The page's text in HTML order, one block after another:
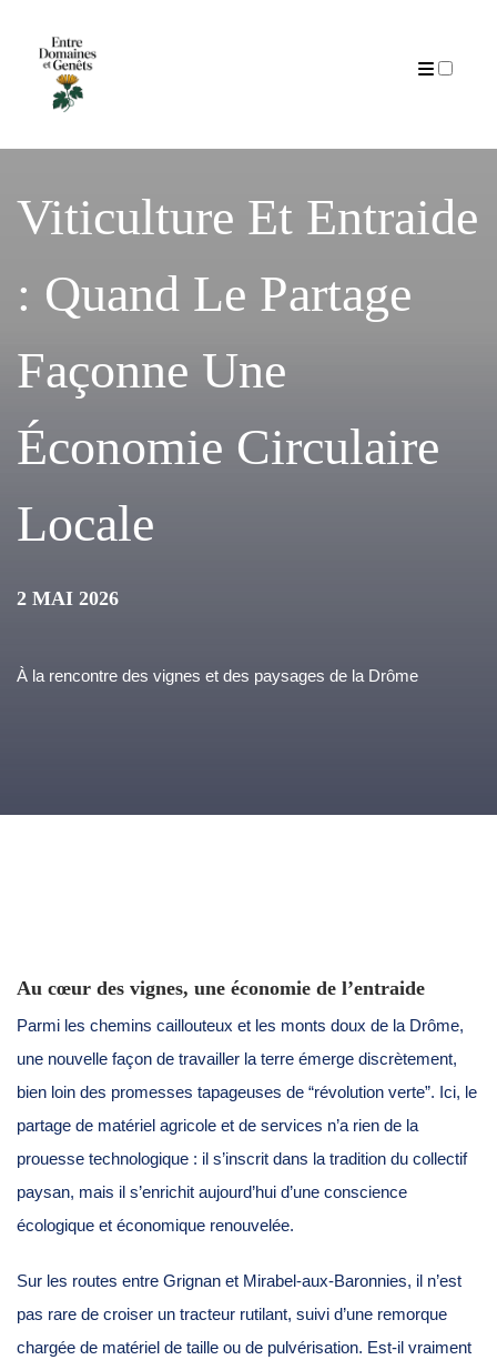
Viticulture Et Entraide
: Quand Le Partage
Façonne Une
Économie Circulaire
Locale
2 MAI 2026
À la rencontre des vignes et des paysages de la Drôme
Au cœur des vignes, une économie de l’entraide
Parmi les chemins caillouteux et les monts doux de la Drôme,
une nouvelle façon de travailler la terre émerge discrètement,
bien loin des promesses tapageuses de “révolution verte”. Ici, le
partage de matériel agricole et de services n’a rien de la
prouesse technologique : il s’inscrit dans la tradition du collectif
paysan, mais il s’enrichit aujourd’hui d’une conscience
écologique et économique renouvelée.
Sur les routes entre Grignan et Mirabel-aux-Baronnies, il n’est
pas rare de croiser un tracteur rutilant, suivi d’une remorque
chargée de matériel de taille ou de pulvérisation. Est-il vraiment